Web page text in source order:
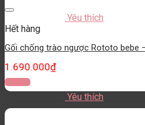
Yêu thích
Hết hàng
Gối chống trào ngược Rototo bebe
1.690.000₫
Đọc tiếp
Yêu thích